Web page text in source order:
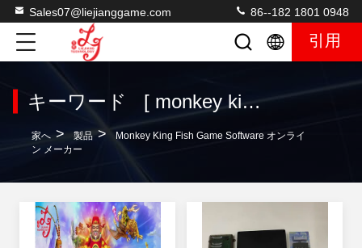
Sales07@liejianggame.com 86--182 1801 0948
引用
キーワード [ monkey king fish game software ] マッチ 3 製品
家へ > 製品 >
Monkey King Fish Game Software オンライ
ン メーカー